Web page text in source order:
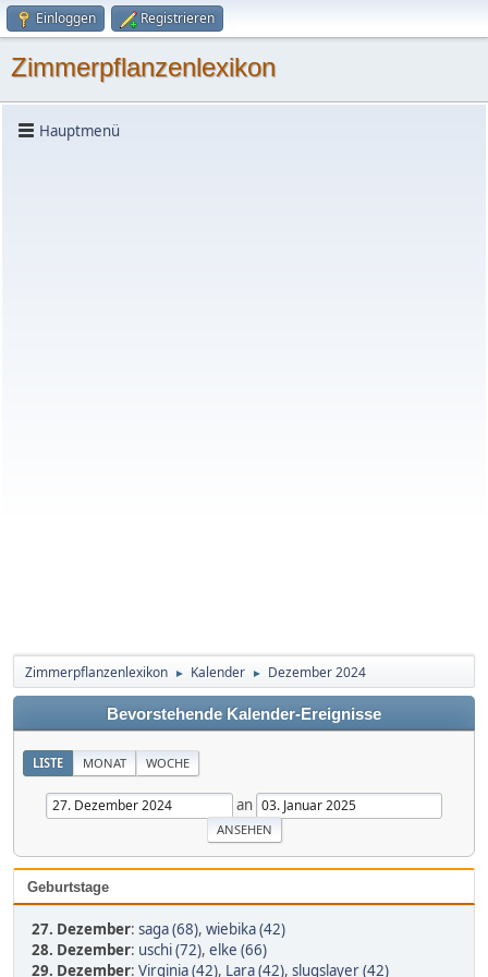
Einloggen Registrieren
Zimmerpflanzenlexikon
Hauptmenü
Zimmerpflanzenlexikon ► Kalender ► Dezember 2024
Bevorstehende Kalender-Ereignisse
LISTE MONAT WOCHE
an
Geburtstage
27. Dezember: saga (68), wiebika (42)
28. Dezember: uschi (72), elke (66)
29. Dezember: Virginia (42), Lara (42), slugslayer (42)